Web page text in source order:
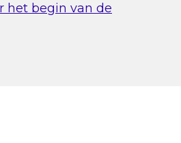
het begin van de